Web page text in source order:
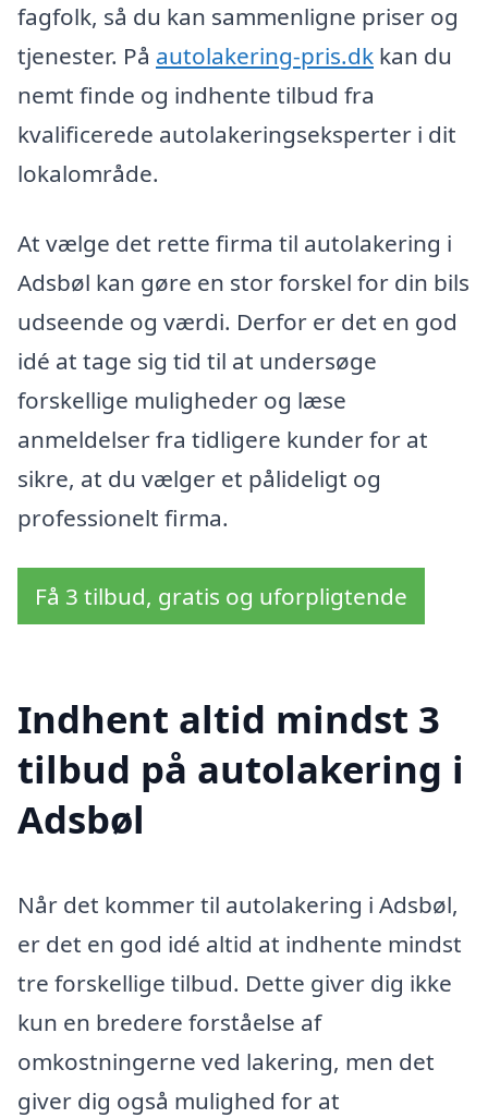
fagfolk, så du kan sammenligne priser og
tjenester. På autolakering-pris.dk kan du
nemt finde og indhente tilbud fra
kvalificerede autolakeringseksperter i dit
lokalområde.
At vælge det rette firma til autolakering i
Adsbøl kan gøre en stor forskel for din bils
udseende og værdi. Derfor er det en god
idé at tage sig tid til at undersøge
forskellige muligheder og læse
anmeldelser fra tidligere kunder for at
sikre, at du vælger et pålideligt og
professionelt firma.
Få 3 tilbud, gratis og uforpligtende
Indhent altid mindst 3
tilbud på autolakering i
Adsbøl
Når det kommer til autolakering i Adsbøl,
er det en god idé altid at indhente mindst
tre forskellige tilbud. Dette giver dig ikke
kun en bredere forståelse af
omkostningerne ved lakering, men det
giver dig også mulighed for at